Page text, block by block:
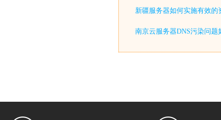
新疆服务器如何实施有效的
南京云服务器DNS污染问题